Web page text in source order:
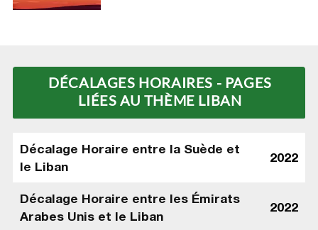
DÉCALAGES HORAIRES - PAGES
LIÉES AU THÈME LIBAN
Décalage Horaire entre la Suède et
le Liban
2022
Décalage Horaire entre les Émirats
Arabes Unis et le Liban
2022